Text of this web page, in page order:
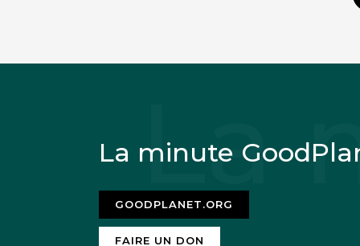
La minute
GOODPLANET.ORG
FAIRE UN DON